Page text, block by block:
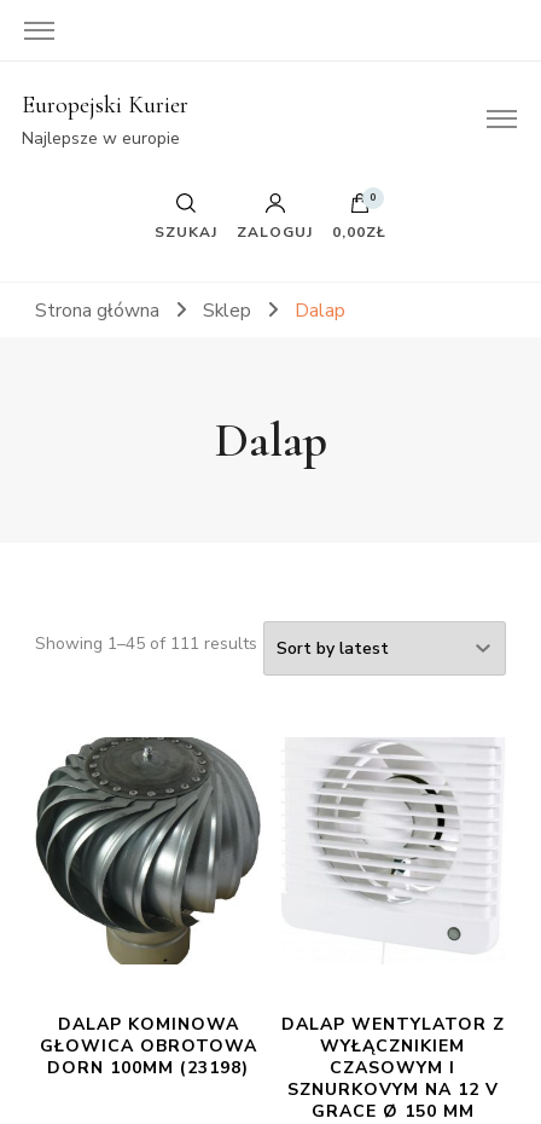
Europejski Kurier
Najlepsze w europie
SZUKAJ ZALOGUJ
0
0,00ZŁ
Strona główna Sklep Dalap
Dalap
Showing 1–45 of 111 results
DALAP KOMINOWA
GŁOWICA OBROTOWA
DORN 100MM (23198)
DALAP WENTYLATOR Z
WYŁĄCZNIKIEM
CZASOWYM I
SZNURKOVYM NA 12 V
GRACE Ø 150 MM